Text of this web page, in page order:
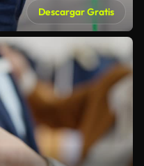
Descargar Gratis